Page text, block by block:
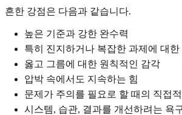
흔한 강점은 다음과 같습니다.
높은 기준과 강한 완수력
특히 진지하거나 복잡한 과제에 대한
옳고 그름에 대한 원칙적인 감각
압박 속에서도 지속하는 힘
문제가 주의를 필요로 할 때의 직접
시스템, 습관, 결과를 개선하려는 욕